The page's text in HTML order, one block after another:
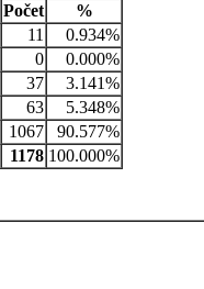
Počet
%
11
0.934%
0
0.000%
37
3.141%
63
5.348%
1067
90.577%
1178 100.000%